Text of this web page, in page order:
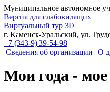
Муниципальное автономное
Версия для слабовидящих
Виртуальный тур 3D
г. Каменск-Уральский, ул.
+7 (343-9) 39-54-98
Сведения об организации | О
Мои года - мое